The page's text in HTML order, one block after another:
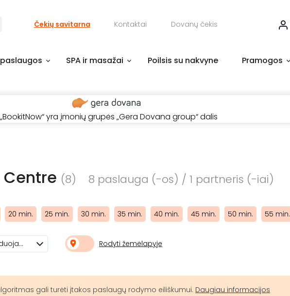
Čekių savitarna Kontaktai Dovanų čekis
SPA ir masažai Poilsis su nakvyne Pramogos
„BookitNow“ yra įmonių grupės „Gera Dovana group“ dalis
Centre (8) 8 paslauga (-os) / 1 partneris (-iai)
20 min. 25 min. 30 min. 35 min. 40 min. 45 min. 50 min. 55 min.
Rekomenduojami Rodyti žemėlapyje
gali turėti įtakos paslaugų rodymo eiliškumui. Daugiau informacijos